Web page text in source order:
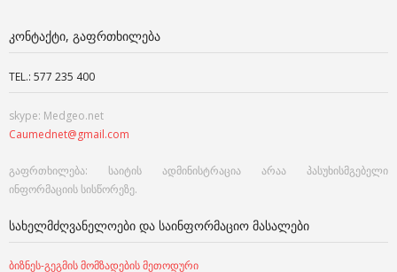
ᲙᲝᲜᲢᲐᲥᲢᲘ, ᲒᲐᲤᲠᲗᲮᲘᲚᲔᲑᲐ
TEL.: 577 235 400
skype: Medgeo.net
Caumednet@gmail.com
გაფრთხილება: საიტის ადმინისტრაცია არაა პასუხისმგებელი
ინფორმაციის სისწორეზე.
ᲡᲐᲮᲔᲚᲛᲫᲦᲕᲐᲜᲔᲚᲝᲔᲑᲘ ᲓᲐ ᲡᲐᲘᲜᲤᲝᲠᲛᲐᲪᲘᲝ ᲛᲐᲡᲐᲚᲔᲑᲘ
ბიზნეს-გეგმის მომზადების მეთოდური